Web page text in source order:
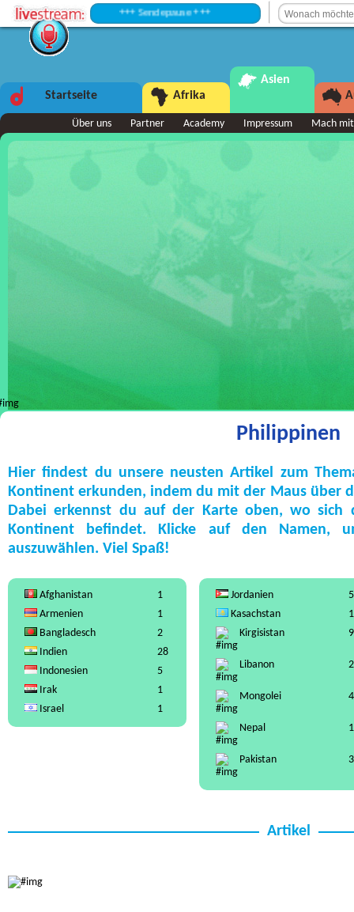
+++ Sendepause +++
Startseite Afrika
Asien
Über uns Partner Academy Impressum Mach mit
Philippinen
Hier findest du unsere neusten Artikel zum
Kontinent erkunden, indem du mit der Maus über
Dabei erkennst du auf der Karte oben, wo sich
Kontinent befindet. Klicke auf den Namen,
auszuwählen. Viel Spaß!
Afghanistan
1
Armenien
1
Bangladesch
2
Indien
28
Indonesien
5
Irak
1
Israel
1
Jordanien
5
Kasachstan
1
Kirgisistan
9
Libanon 2
Mongolei 4
Nepal 1
Pakistan 3
Artikel